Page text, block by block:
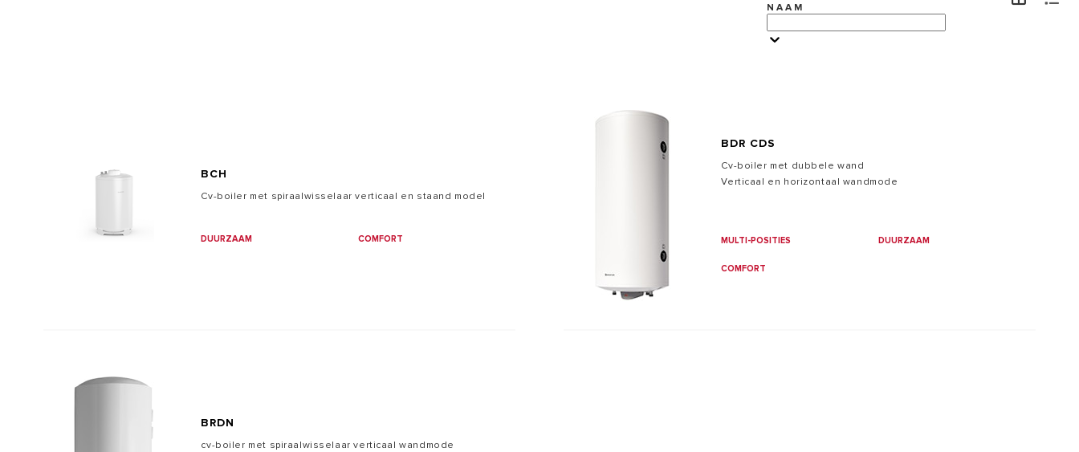
VISIT
NAAM
BCH
Cv-boiler met spiraalwisselaar verticaal en staand model
DUURZAAM COMFORT
BDR CDS
Cv-boiler met dubbele wand
Verticaal en horizontaal wandmode
MULTI-POSITIES DUURZAAM
COMFORT
BRDN
cv-boiler met spiraalwisselaar verticaal wandmode